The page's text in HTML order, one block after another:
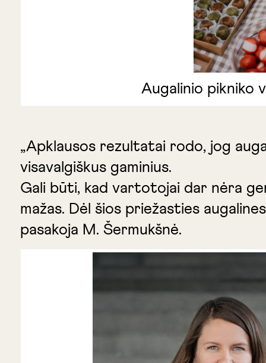
Augalinio pikniko
„Apklausos rezultatai rodo, jog
visavalgiškus gaminius.
Gali būti, kad vartotojai dar nėra
mažas. Dėl šios priežasties
pasakoja M. Šermukšnė.